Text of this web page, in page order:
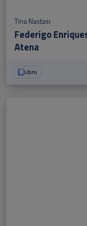
Tina Nastasi
Federigo
Atena
Libro